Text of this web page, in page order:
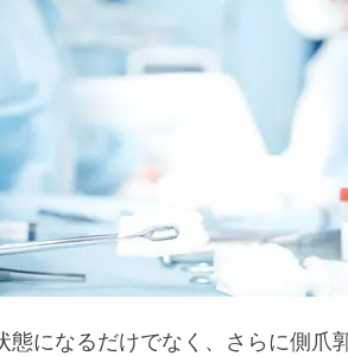
態になるだけでなく、さらに側爪